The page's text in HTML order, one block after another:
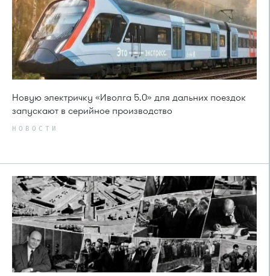
Новую электричку «Иволга 5.0» для дальних поездок
запускают в серийное производство
НОВОСТИ